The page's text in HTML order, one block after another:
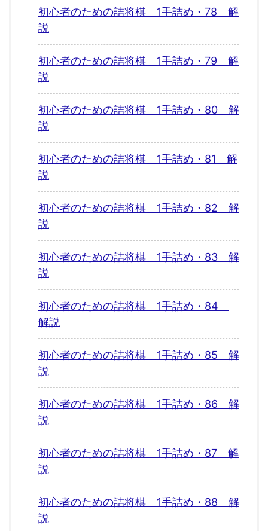
初心者のための詰将棋 1手詰め・78 解
説
初心者のための詰将棋 1手詰め・79 解
説
初心者のための詰将棋 1手詰め・80 解
説
初心者のための詰将棋 1手詰め・81 解
説
初心者のための詰将棋 1手詰め・82 解
説
初心者のための詰将棋 1手詰め・83 解
説
初心者のための詰将棋 1手詰め・84
解説
初心者のための詰将棋 1手詰め・85 解
説
初心者のための詰将棋 1手詰め・86 解
説
初心者のための詰将棋 1手詰め・87 解
説
初心者のための詰将棋 1手詰め・88 解
説